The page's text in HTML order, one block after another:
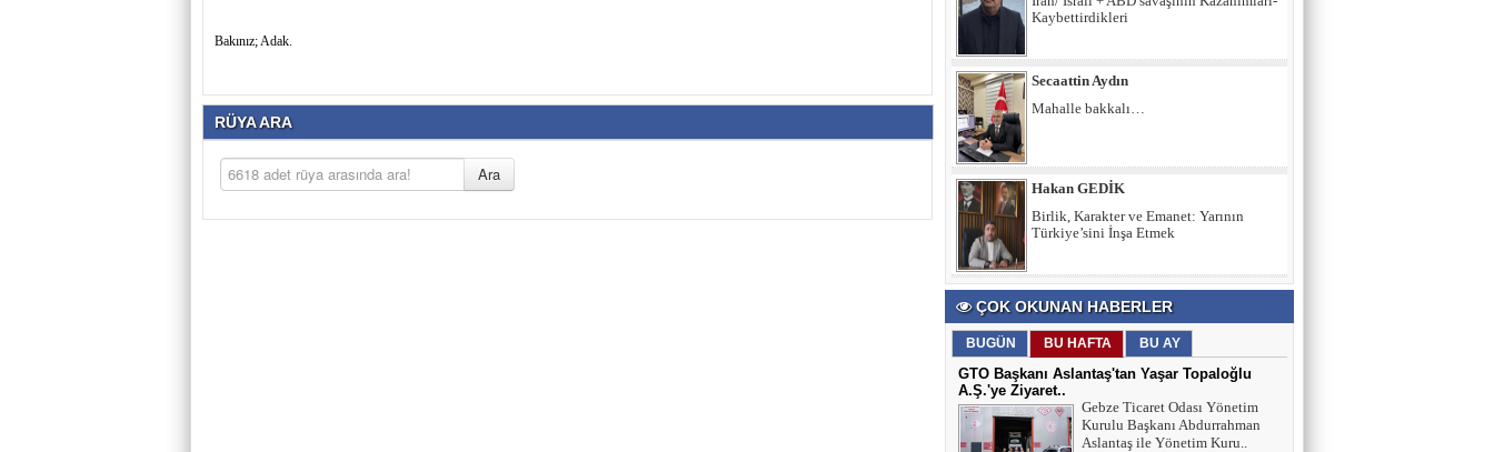
Bakınız; Adak.
RÜYA ARA
Kaybettirdikleri
Secaattin Aydın
Mahalle bakkalı…
Hakan GEDİK
Birlik, Karakter ve Emanet: Yarının
Türkiye’sini İnşa Etmek
Başkan Aslantaş’a "Hırsız" demek
insafsızlıktır
ÇOK OKUNAN HABERLER
BUGÜN BU HAFTA BU AY
GTO Başkanı Aslantaş'tan Yaşar Topaloğlu
A.Ş.'ye Ziyaret..
Gebze Ticaret Odası Yönetim
Kurulu Başkanı Abdurrahman
Aslantaş ile Yönetim Kuru..